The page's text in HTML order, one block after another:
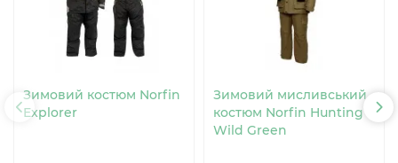
Зимовий костюм Norfin
Explorer
Зимовий мисливський
костюм Norfin Hunting
Wild Green